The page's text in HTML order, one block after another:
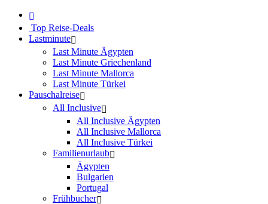
Top Reise-Deals
Lastminute
Last Minute Ägypten
Last Minute Griechenland
Last Minute Mallorca
Last Minute Türkei
Pauschalreise
All Inclusive
All Inclusive Ägypten
All Inclusive Mallorca
All Inclusive Türkei
Familienurlaub
Ägypten
Bulgarien
Portugal
Frühbucher